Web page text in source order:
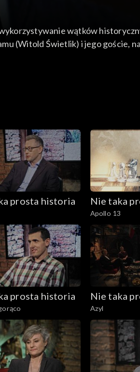
wątków
(Witold Świetlik) i jego goście,
fikcją.
prosta historia Nie taka
Apollo 13
prosta historia Nie taka
Azyl